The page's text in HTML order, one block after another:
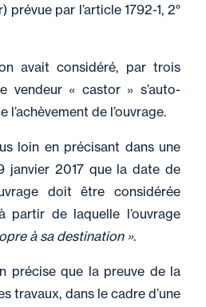
par l’article 1792-1, 2°
avait considéré, par trois
vendeur « castor » s’auto-
de l’ouvrage.
loin en précisant dans une
janvier 2017 que la date de
doit être considérée
partir de laquelle l’ouvrage
à sa destination ».
précise que la preuve de la
travaux, dans le cadre d’une